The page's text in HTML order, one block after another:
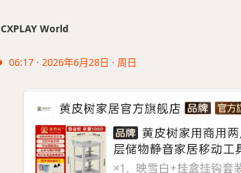
CXPLAY World
06:17 · 2026年6月28日 · 周日